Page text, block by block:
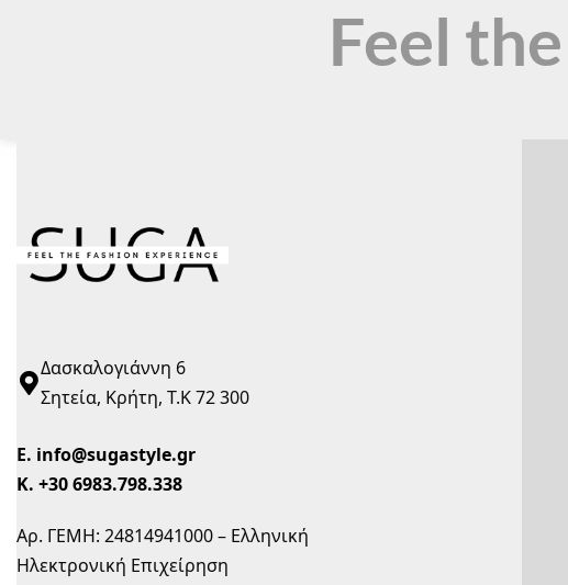
Feel
Δασκαλογιάννη 6
Σητεία, Κρήτη, Τ.Κ 72 300
Ε. info@sugastyle.gr
Κ. +30 6983.798.338
Αρ. ΓΕΜΗ: 24814941000 – Ελληνική
Ηλεκτρονική Επιχείρηση